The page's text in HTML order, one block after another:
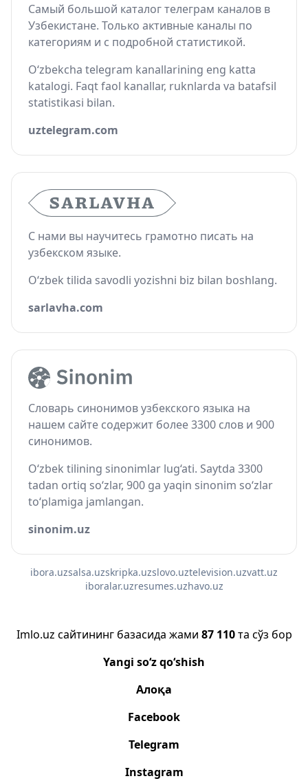
Самый большой каталог телеграм каналов в
Узбекистане. Только активные каналы по
категориям и с подробной статистикой.
O‘zbekcha telegram kanallarining eng katta
katalogi. Faqt faol kanallar, ruknlarda va batafsil
statistikasi bilan.
uztelegram.com
С нами вы научитесь грамотно писать на
узбекском языке.
O‘zbek tilida savodli yozishni biz bilan boshlang.
sarlavha.com
Словарь синонимов узбекского языка на
нашем сайте содержит более 3300 слов и 900
синонимов.
O‘zbek tilining sinonimlar lug‘ati. Saytda 3300
tadan ortiq so‘zlar, 900 ga yaqin sinonim so‘zlar
to‘plamiga jamlangan.
sinonim.uz
ibora.uzsalsa.uzskripka.uzslovo.uztelevision.uzvatt.uz
iboralar.uzresumes.uzhavo.uz
Imlo.uz сайтининг базасида жами 87 110та сўз бор
Yangi so‘z qo‘shish
Алоқа
Facebook
Telegram
Instagram